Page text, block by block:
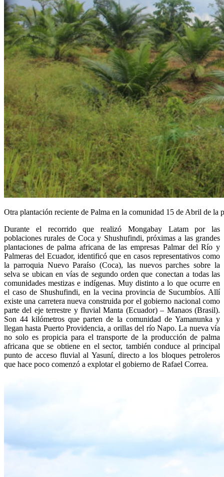
Otra plantación reciente de Palma en la comunidad 15 de Abril de
Durante el recorrido que realizó Mongabay Latam por las
poblaciones rurales de Coca y Shushufindi, próximas a las grandes
plantaciones de palma africana de las empresas Palmar del Río y
Palmeras del Ecuador, identificó que en casos representativos como
la parroquia Nuevo Paraíso (Coca), las nuevos parches sobre la
selva se ubican en vías de segundo orden que conectan a todas las
comunidades mestizas e indígenas. Muy distinto a lo que ocurre en
el caso de Shushufindi, en la vecina provincia de Sucumbíos. Allí
existe una carretera nueva construida por el gobierno nacional como
parte del eje terrestre y fluvial Manta (Ecuador) – Manaos (Brasil).
Son 44 kilómetros que parten de la comunidad de Yamanunka y
llegan hasta Puerto Providencia, a orillas del río Napo. La nueva vía
no solo es propicia para el transporte de la producción de palma
africana que se obtiene en el sector, también conduce al principal
punto de acceso fluvial al Yasuní, directo a los bloques petroleros
que hace poco comenzó a explotar el gobierno de Rafael Correa.